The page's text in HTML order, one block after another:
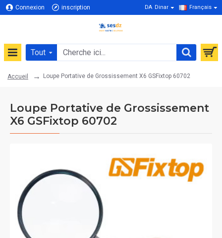
Connexion inscription DA Dinar Français
Tout
Accueil Loupe Portative de Grossissement X6 GSFixtop 60702
Loupe Portative de Grossissement
X6 GSFixtop 60702